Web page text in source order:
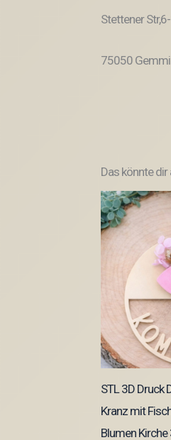
Stettener
75050
Das könnte dir
STL 3D Druck
Kranz mit
Blumen